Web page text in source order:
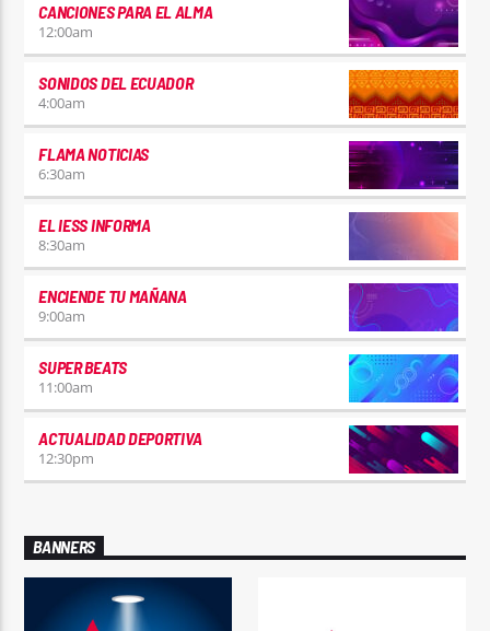
CANCIONES PARA EL ALMA
12:00am
SONIDOS DEL ECUADOR
4:00am
FLAMA NOTICIAS
6:30am
EL IESS INFORMA
8:30am
ENCIENDE TU MAÑANA
9:00am
SUPER BEATS
11:00am
ACTUALIDAD DEPORTIVA
12:30pm
BANNERS